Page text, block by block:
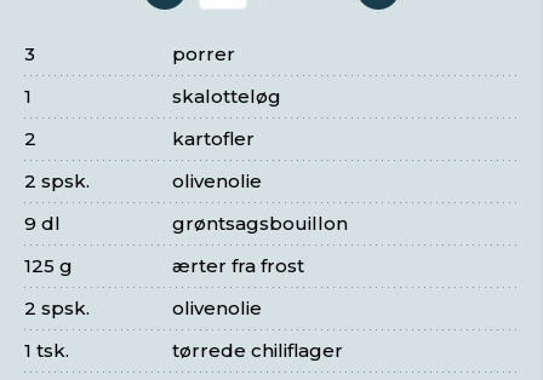
porrer
3
skalotteløg
1
kartofler
2
olivenolie
2 spsk.
grøntsagsbouillon
9 dl
ærter fra frost
125 g
olivenolie
2 spsk.
tørrede chiliflager
1 tsk.